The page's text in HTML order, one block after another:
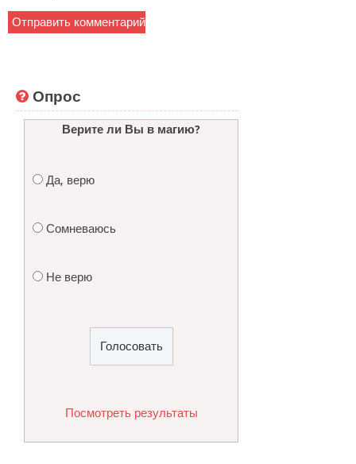
Опрос
Верите ли Вы в магию?
Да, верю
Сомневаюсь
Не верю
Посмотреть результаты